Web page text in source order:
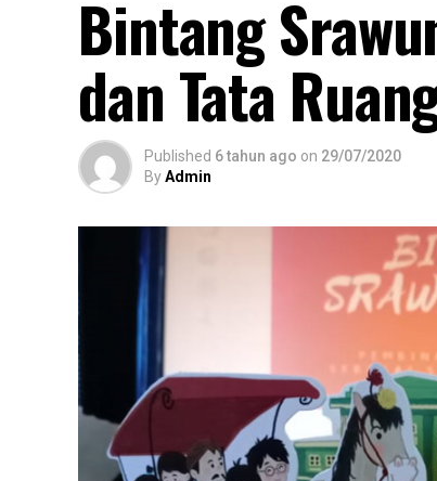
Bintang
dan Tata
Published 6 tahun ago on 29/07/2020
ByAdmin